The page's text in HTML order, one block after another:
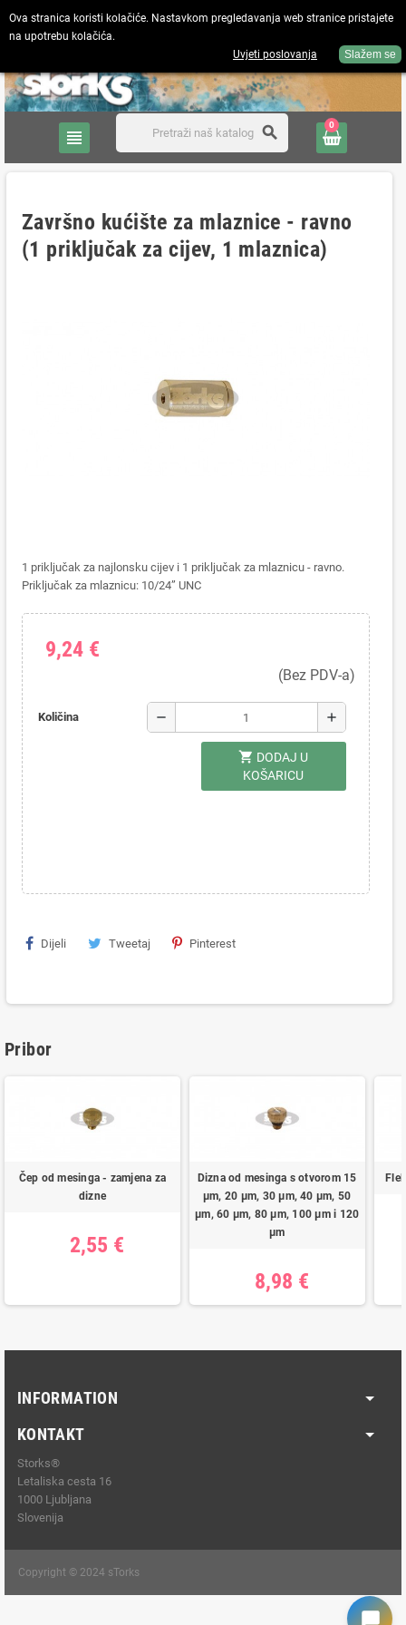
Hrvatski
view_headline search
Prijavite se
0
Završno kućište za mlaznice - ravno
(1 priključak za cijev, 1 mlaznica)
1 priključak za najlonsku cijev i 1 priključak za mlaznicu - ravno.
Priključak za mlaznicu: 10/24” UNC
9,24 €
(Bez PDV-a)
Količina remove add
shopping_cart DODAJ U
KOŠARICU
Dijeli Tweetaj Pinterest
Pribor
Čep od mesinga - zamjena za
dizne
2,55 €
Dizna od mesinga s otvorom 15
μm, 20 μm, 30 μm, 40 μm, 50
μm, 60 μm, 80 μm, 100 μm i 120
μm
8,98 €
INFORMATION
KONTAKT
Storks®
Letaliska cesta 16
1000 Ljubljana
Slovenija
Copyright © 2024 sTorks
Ova stranica koristi kolačiće. Nastavkom pregledavanja web stranice pristajete
na upotrebu kolačića.
Uvjeti poslovanja
Slažem se